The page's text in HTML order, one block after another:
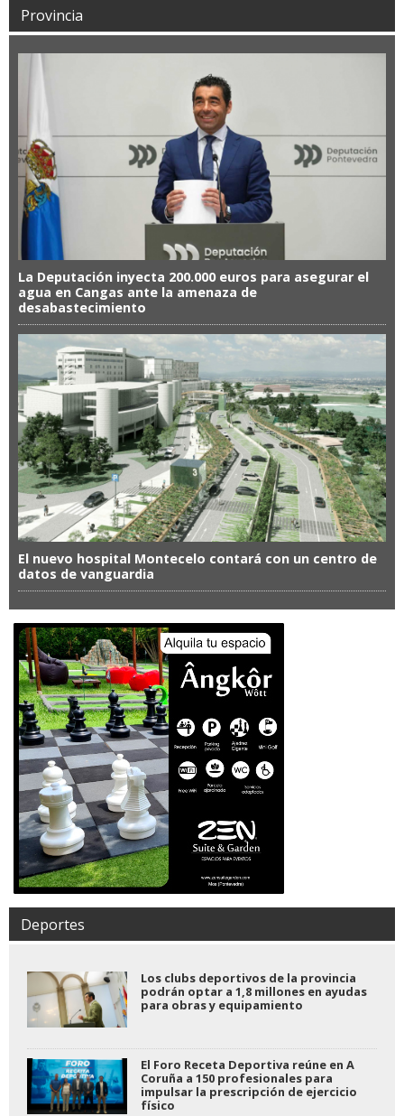
Provincia
La Deputación inyecta 200.000 euros para asegurar el
agua en Cangas ante la amenaza de
desabastecimiento
El nuevo hospital Montecelo contará con un centro de
datos de vanguardia
Deportes
Los clubs deportivos de la provincia
podrán optar a 1,8 millones en ayudas
para obras y equipamiento
El Foro Receta Deportiva reúne en A
Coruña a 150 profesionales para
impulsar la prescripción de ejercicio
físico